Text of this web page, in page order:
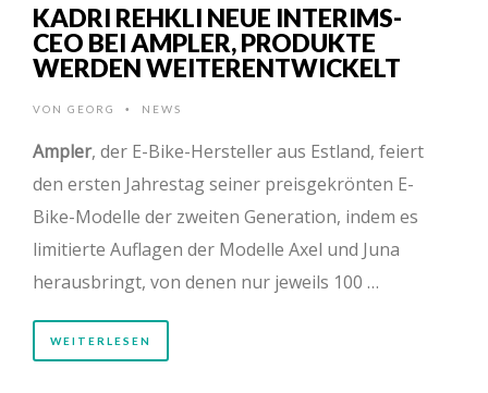
KADRI REHKLI NEUE INTERIMS-
CEO BEI AMPLER, PRODUKTE
WERDEN WEITERENTWICKELT
VON GEORG • NEWS
Ampler, der E-Bike-Hersteller aus Estland, feiert
den ersten Jahrestag seiner preisgekrönten E-
Bike-Modelle der zweiten Generation, indem es
limitierte Auflagen der Modelle Axel und Juna
herausbringt, von denen nur jeweils 100 …
WEITERLESEN